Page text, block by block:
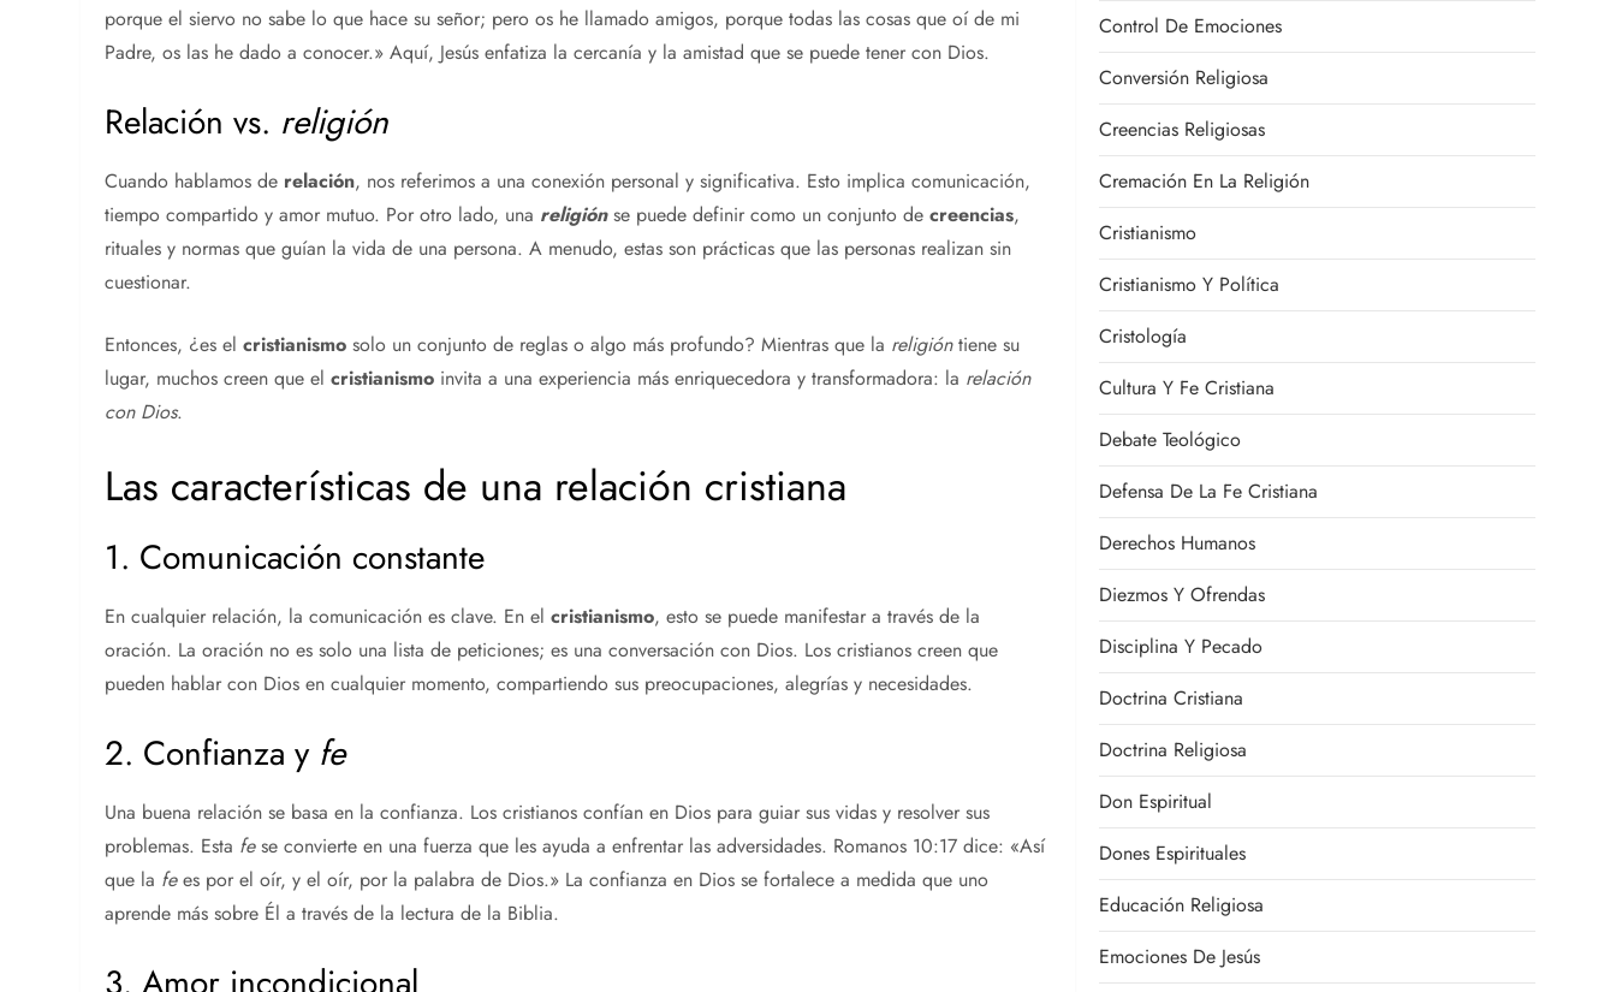
porque el siervo no sabe lo que hace su señor; pero os he llamado amigos, porque todas las cosas que oí de mi
Padre, os las he dado a conocer.» Aquí, Jesús enfatiza la cercanía y la amistad que se puede tener con Dios.
Relación vs. religión
Cuando hablamos de relación, nos referimos a una conexión personal y significativa. Esto implica comunicación,
tiempo compartido y amor mutuo. Por otro lado, una religiónse puede definir como un conjunto decreencias,
rituales y normas que guían la vida de una persona. A menudo, estas son prácticas que las personas realizan sin
cuestionar.
Entonces, ¿es elcristianismo solo un conjunto de reglas o algo más profundo? Mientras que la religióntiene su
lugar, muchos creen que elcristianismo invita a una experiencia más enriquecedora y transformadora: la relación
con Dios.
Las características de una relación cristiana
1. Comunicación constante
En cualquier relación, la comunicación es clave. En elcristianismo, esto se puede manifestar a través de la
oración. La oración no es solo una lista de peticiones; es una conversación con Dios. Los cristianos creen que
pueden hablar con Dios en cualquier momento, compartiendo sus preocupaciones, alegrías y necesidades.
2. Confianza y fe
Una buena relación se basa en la confianza. Los cristianos confían en Dios para guiar sus vidas y resolver sus
problemas. Esta fese convierte en una fuerza que les ayuda a enfrentar las adversidades. Romanos 10:17 dice: «Así
que la fees por el oír, y el oír, por la palabra de Dios.» La confianza en Dios se fortalece a medida que uno
aprende más sobre Él a través de la lectura de la Biblia.
Control De Emociones
Conversión Religiosa
Creencias Religiosas
Cremación En La Religión
Cristianismo
Cristianismo Y Política
Cristología
Cultura Y Fe Cristiana
Debate Teológico
Defensa De La Fe Cristiana
Derechos Humanos
Diezmos Y Ofrendas
Disciplina Y Pecado
Doctrina Cristiana
Doctrina Religiosa
Don Espiritual
Dones Espirituales
Educación Religiosa
Emociones De Jesús